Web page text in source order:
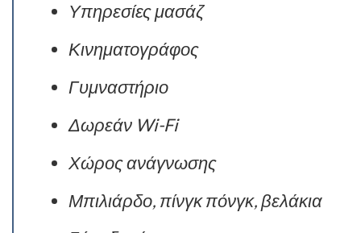
Υπηρεσίες μασάζ
Κινηματογράφος
Γυμναστήριο
Δωρεάν Wi-Fi
Χώρος ανάγνωσης
Μπιλιάρδο, πίνγκ πόνγκ, βελάκια